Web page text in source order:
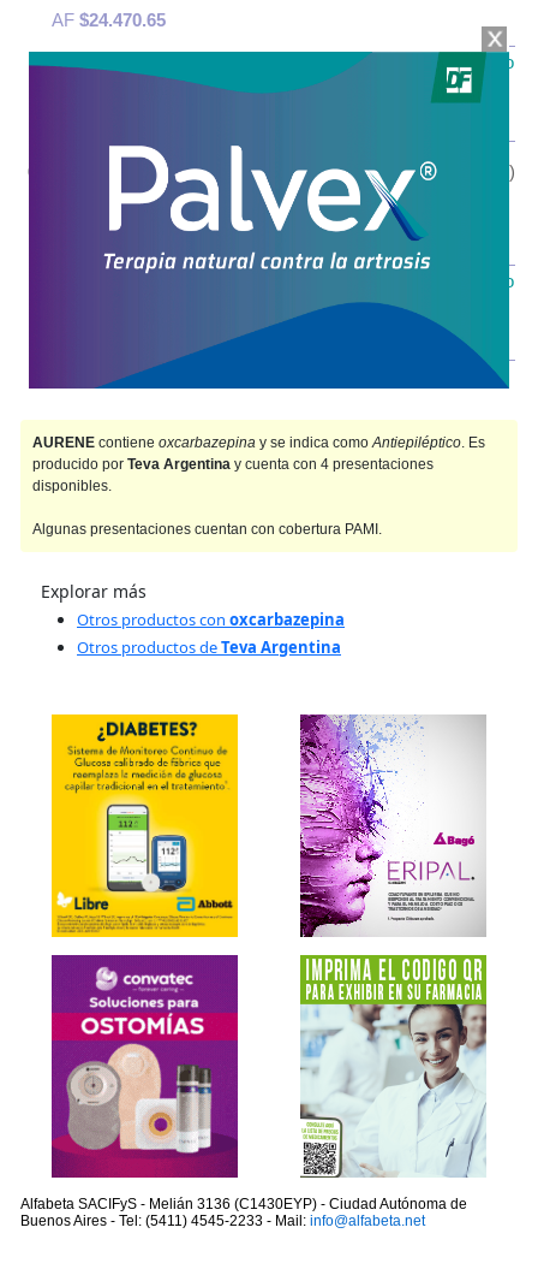
AF $24.470,65
IOMA
Cobertura Monto Fijo
600 mg comp.x 60 $237.481,14
(06/07/26)
Cobertura Monto Fijo
AURENE contiene oxcarbazepina y se indica comoAntiepiléptico. Es
producido por Teva Argentina y cuenta con 4 presentaciones
disponibles.
Algunas presentaciones cuentan con cobertura PAMI.
Explorar más
Otros productos con oxcarbazepina
Otros productos deTeva Argentina
Alfabeta SACIFyS - Melián 3136 (C1430EYP) - Ciudad Autónoma de
Buenos Aires - Tel: (5411) 4545-2233 - Mail: info@alfabeta.net